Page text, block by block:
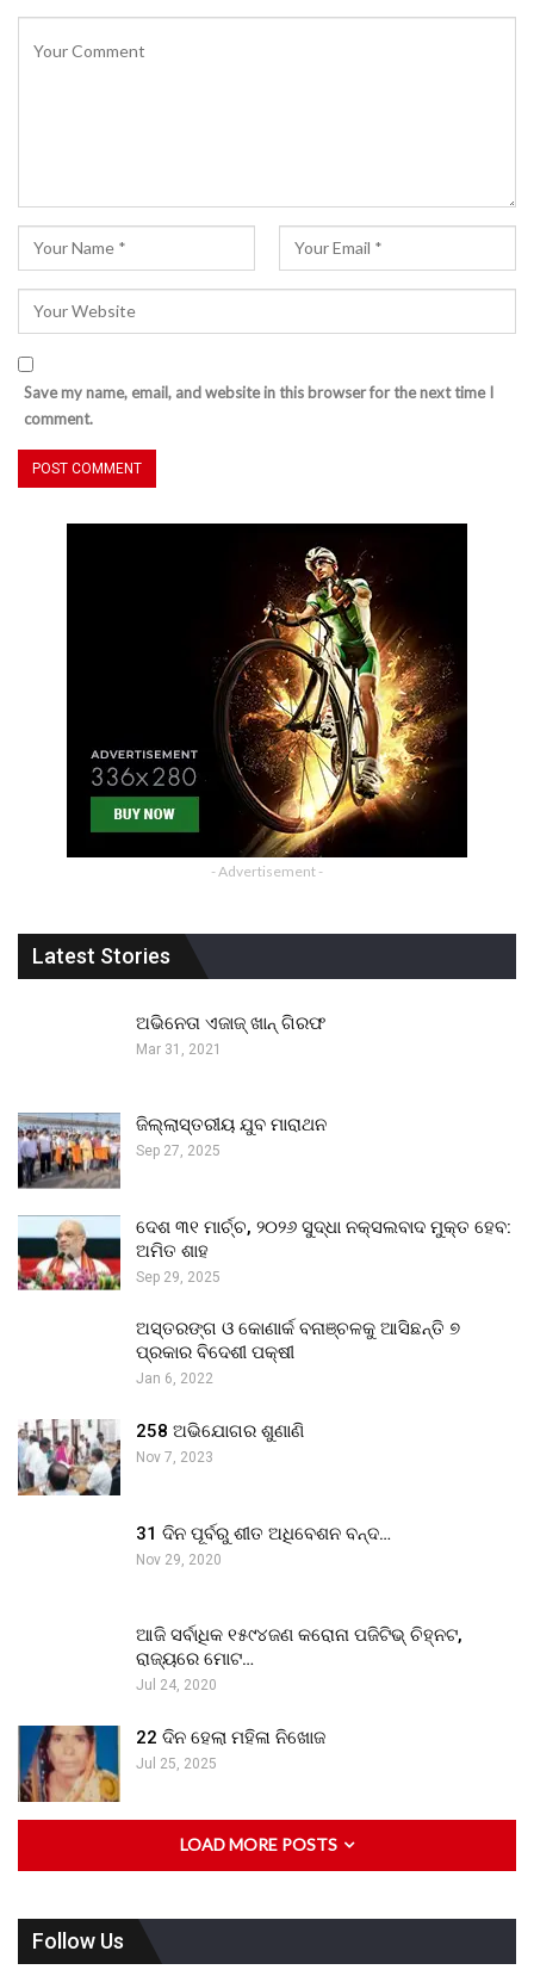
Save my name, email, and website in this browser for the next time I
comment.
- Advertisement -
Latest Stories
ଅଭିନେତା ଏଜାଜ୍ ଖାନ୍ ଗିରଫ
Mar 31, 2021
ଜିଲ୍ଲାସ୍ତରୀୟ ଯୁବ ମାରାଥନ
Sep 27, 2025
ଦେଶ ୩୧ ମାର୍ଚ୍ଚ, ୨୦୨୬ ସୁଦ୍ଧା ନକ୍ସଲବାଦ ମୁକ୍ତ ହେବ:
ଅମିତ ଶାହ
Sep 29, 2025
ଅସ୍ତରଙ୍ଗ ଓ କୋଣାର୍କ ବନାଞ୍ଚଳକୁ ଆସିଛନ୍ତି ୭
ପ୍ରକାର ବିଦେଶୀ ପକ୍ଷୀ
Jan 6, 2022
258 ଅଭିଯୋଗର ଶୁଣାଣି
Nov 7, 2023
31 ଦିନ ପୂର୍ବରୁ ଶୀତ ଅଧିବେଶନ ବନ୍ଦ…
Nov 29, 2020
ଆଜି ସର୍ବାଧିକ ୧୫୯୪ଜଣ କରୋନା ପଜିଟିଭ୍ ଚିହ୍ନଟ,
ରାଜ୍ୟରେ ମୋଟ…
Jul 24, 2020
22 ଦିନ ହେଲା ମହିଳା ନିଖୋଜ
Jul 25, 2025
LOAD MORE POSTS
Follow Us